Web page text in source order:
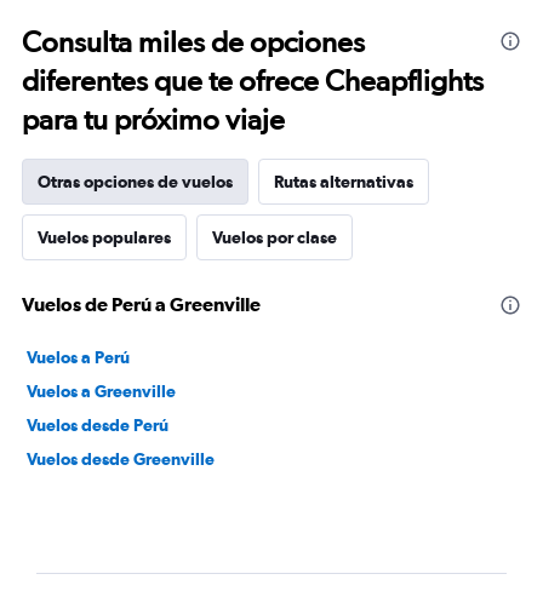
Consulta miles de opciones
diferentes que te ofrece Cheapflights
para tu próximo viaje
Otras opciones de vuelos Rutas alternativas
Vuelos populares Vuelos por clase
Vuelos de Perú a Greenville
Vuelos a Perú
Vuelos a Greenville
Vuelos desde Perú
Vuelos desde Greenville